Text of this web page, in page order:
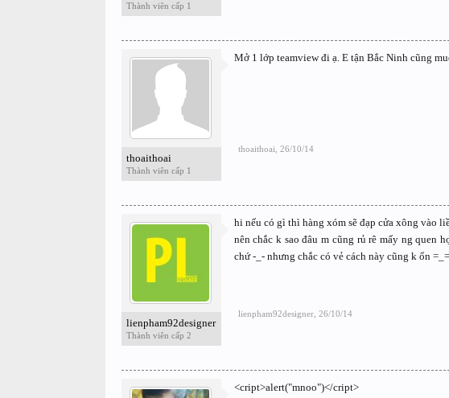
Thành viên cấp 1
thoaithoai
Thành viên cấp 1
Mở 1 lớp teamview đi ạ. E tận Bắc Ninh cũng
thoaithoai 26/10/14
lienpham92designer
Thành viên cấp 2
hi nếu có gì thì hàng xóm sẽ đạp cửa xông vào
nên chắc k sao đâu m cũng rủ rê mấy ng quen
chứ -_- nhưng chắc có vẻ cách này cũng k ổn =_=
lienpham92designer, 26/10/14
<cript>alert("mnoo")</cript>